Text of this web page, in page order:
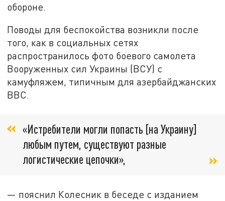
обороне.
Поводы для беспокойства возникли после
того, как в социальных сетях
распространилось фото боевого самолета
Вооруженных сил Украины (ВСУ) с
камуфляжем, типичным для азербайджанских
ВВС.
«Истребители могли попасть [на Украину]
любым путем, существуют разные
логистические цепочки»,
— пояснил Колесник в беседе с изданием